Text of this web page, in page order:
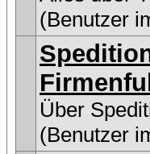
(Benutzer
Über
(Benutzer